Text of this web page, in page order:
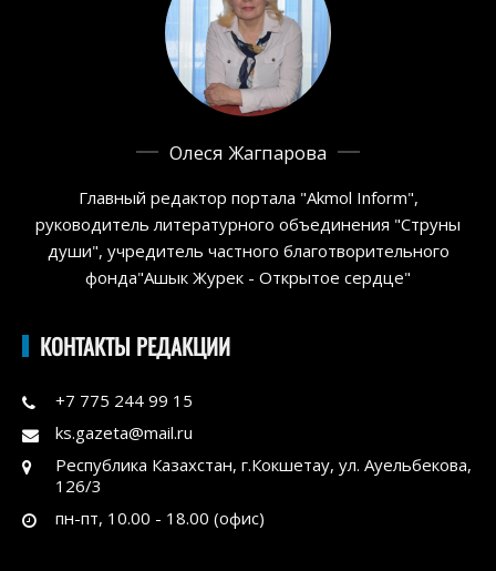
Олеся Жагпарова
Главный редактор портала "Akmol Inform",
руководитель литературного объединения "Струны
души", учредитель частного благотворительного
фонда"Ашык Журек - Открытое сердце"
КОНТАКТЫ РЕДАКЦИИ
+7 775 244 99 15
ks.gazeta@mail.ru
Республика Казахстан, г.Кокшетау, ул. Ауельбекова,
126/3
пн-пт, 10.00 - 18.00 (офис)